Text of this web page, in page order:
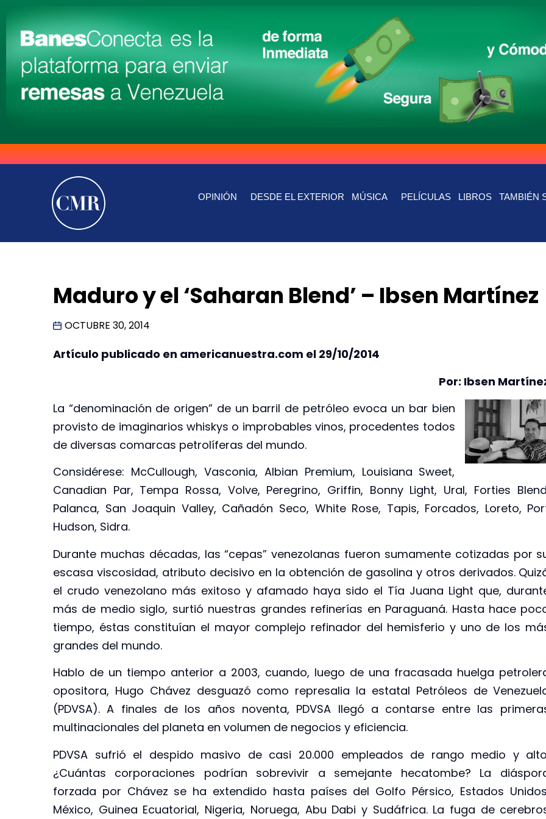
OPINIÓN DESDE EL EXTERIOR MÚSICA PELÍCULAS LIBROS TAMBIÉN
Maduro y el ‘Saharan Blend’ – Ibsen Martínez
OCTUBRE 30, 2014
Artículo publicado en americanuestra.com el 29/10/2014
Por: Ibsen
La “denominación de origen” de un barril de petróleo evoca un bar bien
provisto de imaginarios whiskys o improbables vinos, procedentes todos
de diversas comarcas petrolíferas del mundo.
Considérese: McCullough, Vasconia, Albian Premium, Louisiana Sweet,
Canadian Par, Tempa Rossa, Volve, Peregrino, Griffin, Bonny Light, Ural, Forties
Palanca, San Joaquin Valley, Cañadón Seco, White Rose, Tapis, Forcados, Loreto,
Hudson, Sidra.
Durante muchas décadas, las “cepas” venezolanas fueron sumamente cotizadas por
escasa viscosidad, atributo decisivo en la obtención de gasolina y otros derivados.
el crudo venezolano más exitoso y afamado haya sido el Tía Juana Light que,
más de medio siglo, surtió nuestras grandes refinerías en Paraguaná. Hasta hace
tiempo, éstas constituían el mayor complejo refinador del hemisferio y uno de los
grandes del mundo.
Hablo de un tiempo anterior a 2003, cuando, luego de una fracasada huelga
opositora, Hugo Chávez desguazó como represalia la estatal Petróleos de
(PDVSA). A finales de los años noventa, PDVSA llegó a contarse entre las
multinacionales del planeta en volumen de negocios y eficiencia.
PDVSA sufrió el despido masivo de casi 20.000 empleados de rango medio y
¿Cuántas corporaciones podrían sobrevivir a semejante hecatombe? La
forzada por Chávez se ha extendido hasta países del Golfo Pérsico, Estados
México, Guinea Ecuatorial, Nigeria, Noruega, Abu Dabi y Sudáfrica. La fuga de